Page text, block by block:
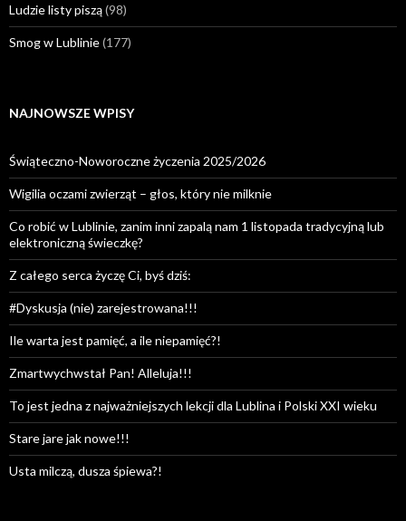
Ludzie listy piszą(98)
Smog w Lublinie(177)
NAJNOWSZE WPISY
Świąteczno-Noworoczne życzenia 2025/2026
Wigilia oczami zwierząt – głos, który nie milknie
Co robić w Lublinie, zanim inni zapalą nam 1 listopada tradycyjną lub
elektroniczną świeczkę?
Z całego serca życzę Ci, byś dziś:
#Dyskusja (nie) zarejestrowana!!!
Ile warta jest pamięć, a ile niepamięć?!
Zmartwychwstał Pan! Alleluja!!!
To jest jedna z najważniejszych lekcji dla Lublina i Polski XXI wieku
Stare jare jak nowe!!!
Usta milczą, dusza śpiewa?!